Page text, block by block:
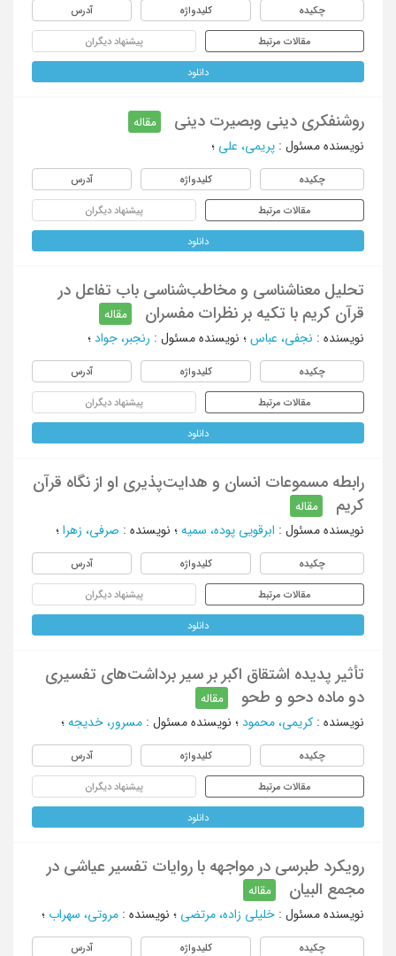
چکیده کلیدواژه آدرس
مقالات مرتبط پیشنهاد دیگران
دانلود
روشنفکری دینی وبصیرت دینی
مقاله
نویسنده مسئول : پریمی، علی ؛
چکیده کلیدواژه آدرس
مقالات مرتبط پیشنهاد دیگران
دانلود
تحلیل معناشناسی و مخاطب‌شناسی باب تفاعل در
قرآن کریم با تکیه بر نظرات مفسران
مقاله
نویسنده : نجفی، عباس ؛ نویسنده مسئول : رنجبر، جواد ؛
چکیده کلیدواژه آدرس
مقالات مرتبط پیشنهاد دیگران
دانلود
رابطه مسموعات انسان و هدایت‌پذیری او از نگاه قرآن
کریم
مقاله
نویسنده مسئول : ابرقویی پوده، سمیه ؛ نویسنده : صرفی، زهرا ؛
چکیده کلیدواژه آدرس
مقالات مرتبط پیشنهاد دیگران
دانلود
تأثیر پدیده اشتقاق اکبر بر سیر برداشت‌های تفسیری
دو ماده دحو و طحو
مقاله
نویسنده : کریمی، محمود ؛ نویسنده مسئول : مسرور، خدیجه ؛
چکیده کلیدواژه آدرس
مقالات مرتبط پیشنهاد دیگران
دانلود
رویکرد طبرسی در مواجهه با روایات تفسیر عیاشی در
مجمع البیان
مقاله
نویسنده مسئول : خلیلی زاده، مرتضی ؛ نویسنده : مروتی، سهراب ؛
چکیده کلیدواژه آدرس